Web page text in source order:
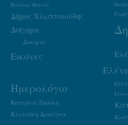
Βασίλης Φαϊτάς
Δήμος Χλωπτσιούδης
Διήγημα
Δοκίμιο
Εικόνες
Ημερολόγιο
Κατερίνα Ζησάκη
Κλεονίκη Δρούγκα